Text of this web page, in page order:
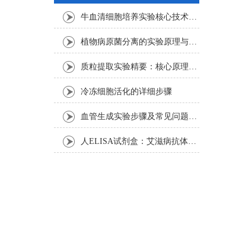
牛血清细胞培养实验核心技术要点
植物病原菌分离的实验原理与操作步骤
质粒提取实验精要：核心原理与关键步骤
冷冻细胞活化的详细步骤
血管生成实验步骤及常见问题解析
人ELISA试剂盒：艾滋病抗体检测的简单指南